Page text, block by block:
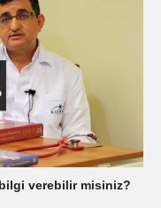
bilgi verebilir misiniz?